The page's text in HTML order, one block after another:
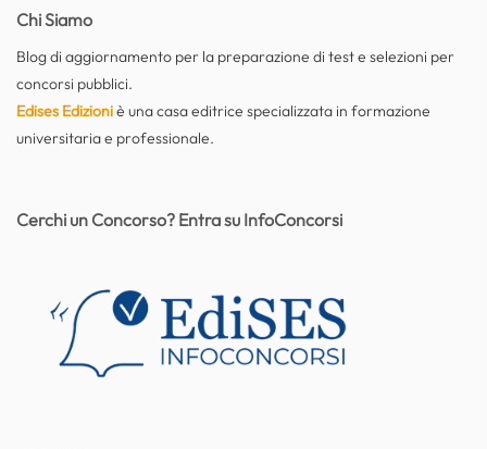
Chi Siamo
Blog di aggiornamento per la preparazione di test e selezioni per
concorsi pubblici.
Edises Edizioniè una casa editrice specializzata in formazione
universitaria e professionale.
Cerchi un Concorso? Entra su InfoConcorsi